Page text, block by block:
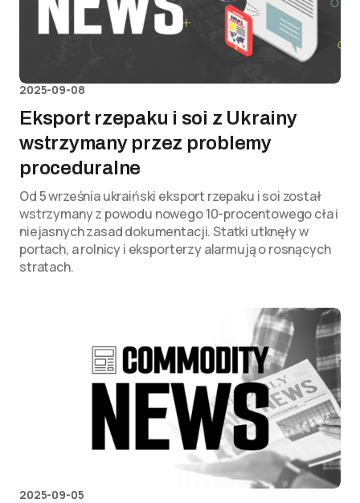
2025-09-08
Eksport rzepaku i soi z Ukrainy
wstrzymany przez problemy
proceduralne
Od 5 września ukraiński eksport rzepaku i soi został
wstrzymany z powodu nowego 10-procentowego cła i
niejasnych zasad dokumentacji. Statki utknęły w
portach, a rolnicy i eksporterzy alarmują o rosnących
stratach.
2025-09-05